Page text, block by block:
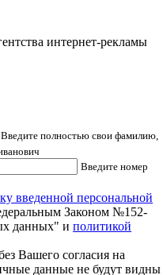
интернет-рекламы
Введите полностью свои фамилию,
Введите номер
введенной персональной
Законом №152-
данных" и политикой
Вашего согласия на
данные не будут видны